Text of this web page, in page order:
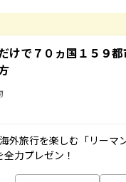
で７０ヵ国１５９
外旅行を楽しむ「リーマ
力プレゼン！